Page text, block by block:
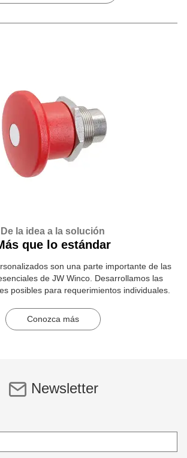
De la idea a la solución
que lo estándar
son una parte importante de las
de JW Winco. Desarrollamos las
posibles para requerimientos individuales.
Conozca más
Newsletter